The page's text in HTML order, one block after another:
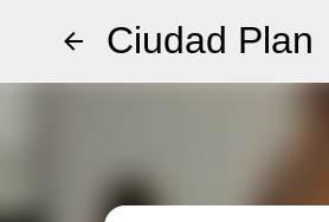
Ciudad Plan